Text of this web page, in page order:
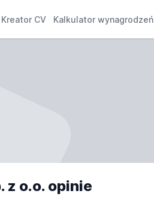
Kreator CV Kalkulator wynagrodzeń
z o.o. opinie